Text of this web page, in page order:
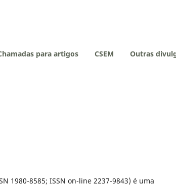
para artigos CSEM Outras
1980-8585; ISSN on-line 2237-9843) é uma